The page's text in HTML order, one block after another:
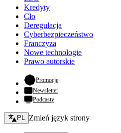
Kredyty
Cło
Deregulacja
Cyberbezpieczeństwo
Franczyza
Nowe technologie
Prawo autorskie
Promocje- otwiera się w nowej karcie
Newsletter
Podcasty
Zmień język - bieżący:
PL Zmień język strony